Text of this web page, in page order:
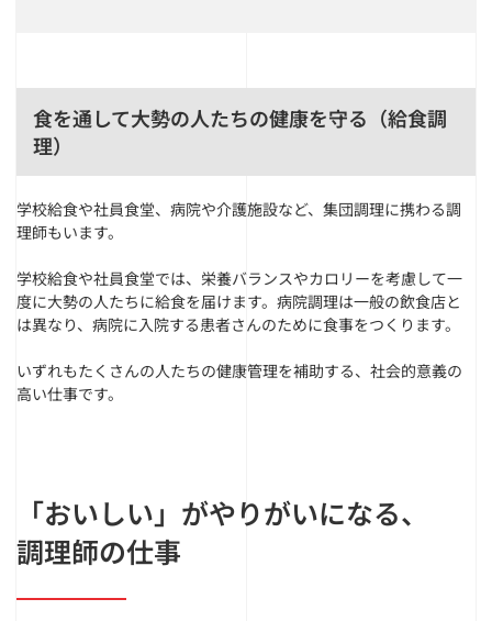
食を通して大勢の人たちの健康を守る（給食調
理）
学校給食や社員食堂、病院や介護施設など、集団調理に携わる調
理師もいます。
学校給食や社員食堂では、栄養バランスやカロリーを考慮して一
度に大勢の人たちに給食を届けます。病院調理は一般の飲食店と
は異なり、病院に入院する患者さんのために食事をつくります。
いずれもたくさんの人たちの健康管理を補助する、社会的意義の
高い仕事です。
「おいしい」がやりがいになる、
調理師の仕事